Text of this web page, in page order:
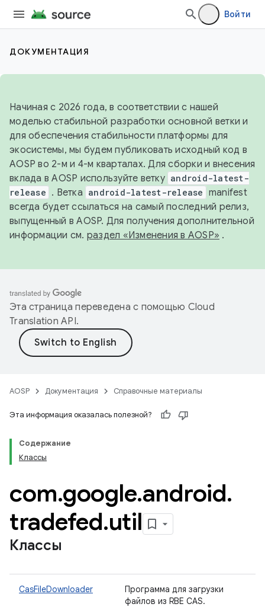
Войти
ДОКУМЕНТАЦИЯ
Начиная с 2026 года, в соответствии с нашей
моделью стабильной разработки основной ветки и
для обеспечения стабильности платформы для
экосистемы, мы будем публиковать исходный код в
AOSP во 2-м и 4-м кварталах. Для сборки и внесения
вклада в AOSP используйте ветку android-latest-
release . Ветка android-latest-release manifest
всегда будет ссылаться на самый последний релиз,
выпущенный в AOSP. Для получения дополнительной
информации см. раздел «Изменения в AOSP» .
Эта страница переведена с помощью Cloud
Translation API.
AOSP Документация Справочные материалы
Эта информация оказалась полезной?
Содержание
Классы
com.google.android.
tradefed.util
Классы
CasFileDownloader
Программа для загрузки
файлов из RBE CAS.